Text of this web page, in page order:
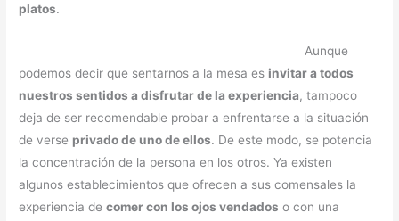
platos.
Aunque
podemos decir que sentarnos a la mesa es invitar a todos
nuestros sentidos a disfrutar de la experiencia, tampoco
deja de ser recomendable probar a enfrentarse a la situación
de verse privado de uno de ellos. De este modo, se potencia
la concentración de la persona en los otros. Ya existen
algunos establecimientos que ofrecen a sus comensales la
experiencia decomer con los ojos vendados o con una